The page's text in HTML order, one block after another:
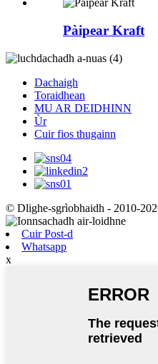
Pàipear Kraft
Dachaigh
Toraidhean
MU AR DEIDHINN
Ùr
Cuir fios thugainn
© Dlighe-sgrìobhaidh - 2010-
Cuir Post-d
Whatsapp
x